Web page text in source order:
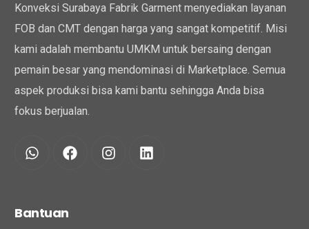
Konveksi Surabaya Fabrik Garment menyediakan layanan
FOB dan CMT dengan harga yang sangat kompetitif. Misi
kami adalah membantu UMKM untuk bersaing dengan
pemain besar yang mendominasi di Marketplace. Semua
aspek produksi bisa kami bantu sehingga Anda bisa
fokus berjualan.
Bantuan